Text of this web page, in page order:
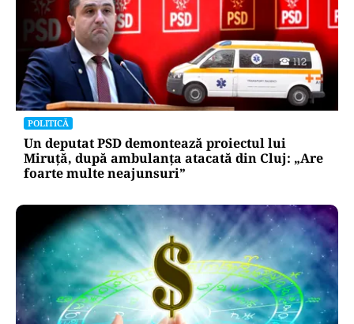
POLITICĂ
Un deputat PSD demontează proiectul lui
Miruță, după ambulanța atacată din Cluj: „Are
foarte multe neajunsuri”